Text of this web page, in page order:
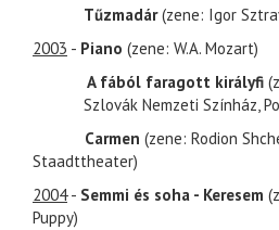
Tűzmadár(zene: Igor
2003 - Piano (zene: W.A. Mozart)
A fából faragott királyfi
Szlovák Nemzeti Színház,
Carmen (zene: Rodion
Staadttheater)
2004- Semmi és soha - Keresem
Puppy)